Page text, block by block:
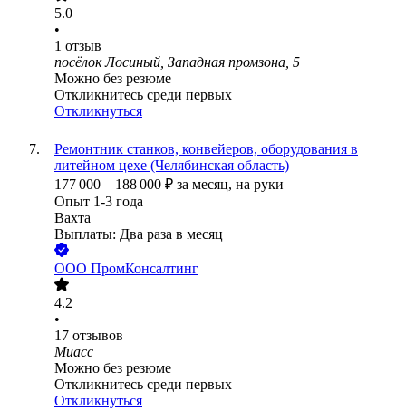
5.0
•
1 отзыв
посёлок Лосиный, Западная промзона, 5
Можно без резюме
Откликнитесь среди первых
Откликнуться
Ремонтник станков, конвейеров, оборудования в
литейном цехе (Челябинская область)
177 000 – 188 000 ₽ за месяц, на руки
Опыт 1-3 года
Вахта
Выплаты: Два раза в месяц
ООО ПромКонсалтинг
4.2
•
17 отзывов
Миасс
Можно без резюме
Откликнитесь среди первых
Откликнуться